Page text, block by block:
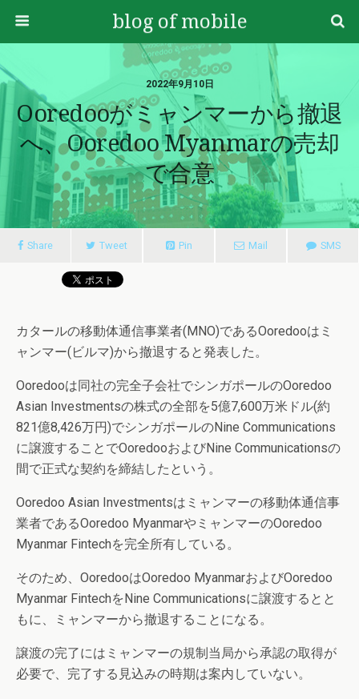
blog of mobile
2022年9月10日
Ooredooがミャンマーから撤退
へ、Ooredoo Myanmarの売却
で合意
Share Tweet Pin Mail SMS
カタールの移動体通信事業者(MNO)であるOoredooはミ
ャンマー(ビルマ)から撤退すると発表した。
Ooredooは同社の完全子会社でシンガポールのOoredoo
Asian Investmentsの株式の全部を5億7,600万米ドル(約
821億8,426万円)でシンガポールのNine Communications
に譲渡することでOoredooおよびNine Communicationsの
間で正式な契約を締結したという。
Ooredoo Asian Investmentsはミャンマーの移動体通信事
業者であるOoredoo MyanmarやミャンマーのOoredoo
Myanmar Fintechを完全所有している。
そのため、OoredooはOoredoo MyanmarおよびOoredoo
Myanmar FintechをNine Communicationsに譲渡するとと
もに、ミャンマーから撤退することになる。
譲渡の完了にはミャンマーの規制当局から承認の取得が
必要で、完了する見込みの時期は案内していない。